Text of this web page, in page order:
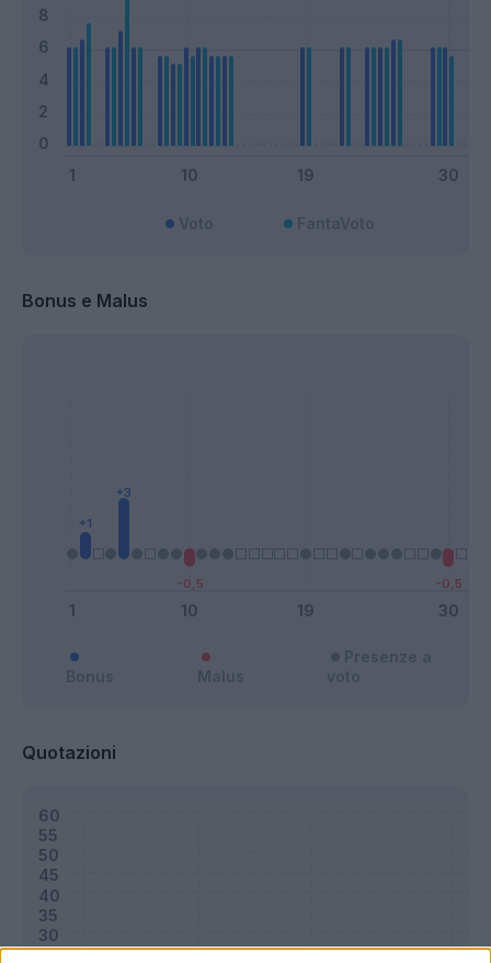
Bonus e Malus
Quotazioni